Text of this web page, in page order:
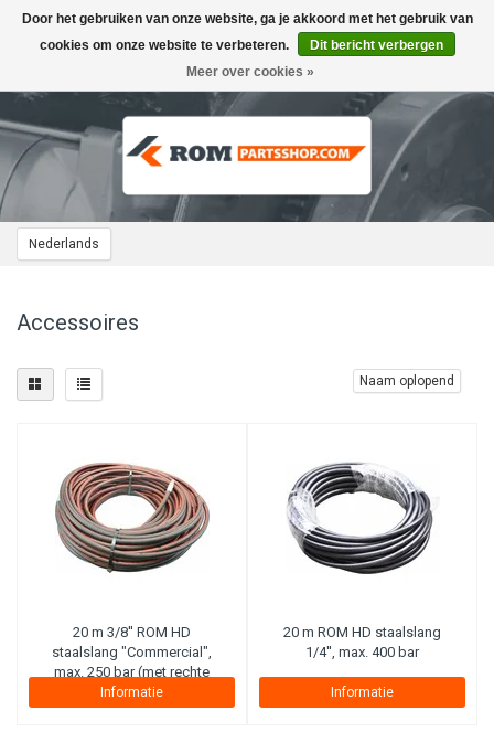
Nederlands
Toggle
navigation
Accessoires
Naam oplopend
20 m 3/8'' ROM HD
staalslang "Commercial",
max. 250 bar (met rechte
koppeling aan haspelzijde)
Informatie
20 m ROM HD staalslang
1/4'', max. 400 bar
Informatie
Door het gebruiken van onze website, ga je akkoord met het gebruik van
cookies om onze website te verbeteren.
Dit bericht verbergen
Meer over cookies »